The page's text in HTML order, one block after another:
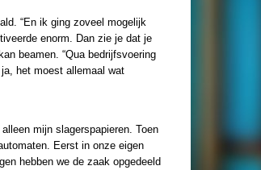
“En ik ging zoveel mogelijk
enorm. Dan zie je dat je
beamen. “Qua bedrijfsvoering
het moest allemaal wat
mijn slagerspapieren. Toen
Eerst in onze eigen
hebben we de zaak opgedeeld